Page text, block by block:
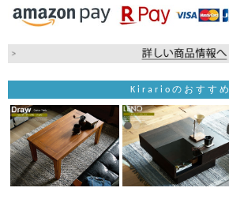
Kirarioのおすすめ